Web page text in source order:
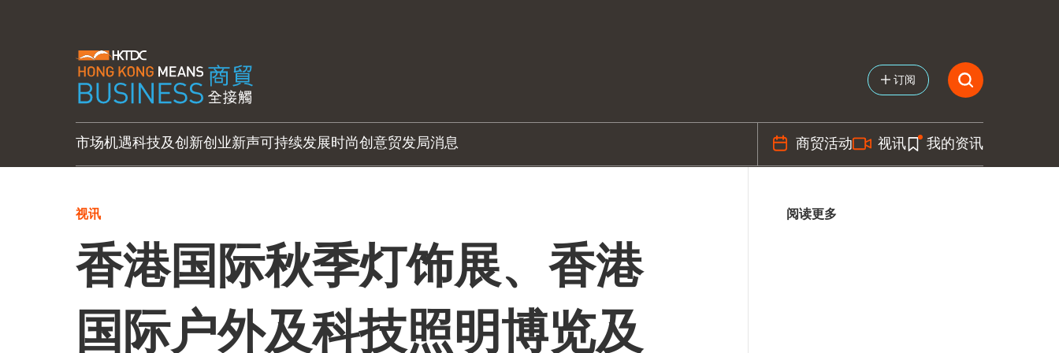
订阅
市场机遇科技及创新创业新声可持续发展时尚创意贸发局消息 商贸活动 视讯 我的资讯
视讯
香港国际秋季灯饰展、香港
国际户外及科技照明博览及
阅读更多